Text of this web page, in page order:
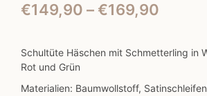
€149,90 – €169,90
bis
Schultüte Häschen mit Schmetterling in
Rot und Grün
Materialien: Baumwollstoff,